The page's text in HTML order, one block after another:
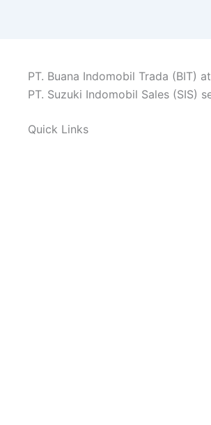
PT. Buana Indomobil Trada (BIT)
PT. Suzuki Indomobil Sales (SIS)
Quick Links